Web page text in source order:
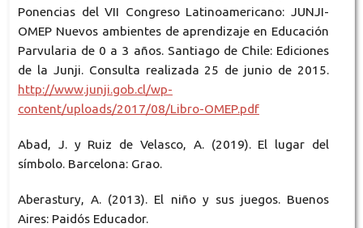
Ponencias del VII Congreso Latinoamericano: JUNJI-
OMEP Nuevos ambientes de aprendizaje en Educación
Parvularia de 0 a 3 años. Santiago de Chile: Ediciones
de la Junji. Consulta realizada 25 de junio de 2015.
http://www.junji.gob.cl/wp-
content/uploads/2017/08/Libro-OMEP.pdf
Abad, J. y Ruiz de Velasco, A. (2019). El lugar del
símbolo. Barcelona: Grao.
Aberastury, A. (2013). El niño y sus juegos. Buenos
Aires: Paidós Educador.